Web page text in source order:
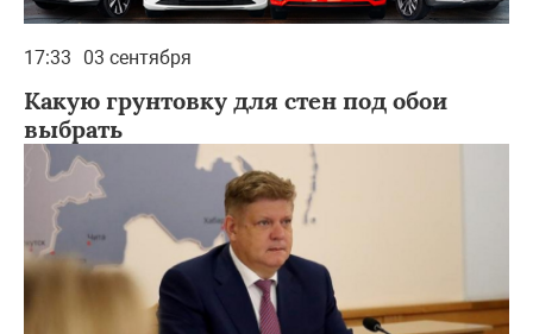
17:33 03 сентября
Какую грунтовку для стен под обои
выбрать